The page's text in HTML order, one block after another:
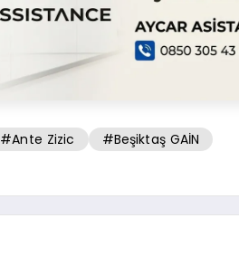
#Ante Zizic #Beşiktaş GAİN